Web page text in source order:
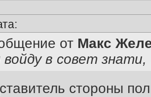
от Макс
войду в совет
стороны